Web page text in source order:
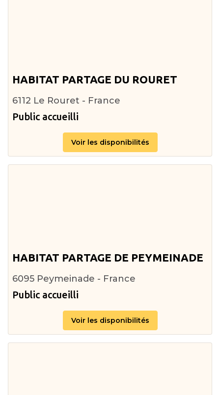
HABITAT PARTAGE DU ROURET
6112 Le Rouret - France
Public accueilli
Voir les disponibilités
HABITAT PARTAGE DE PEYMEINADE
6095 Peymeinade - France
Public accueilli
Voir les disponibilités